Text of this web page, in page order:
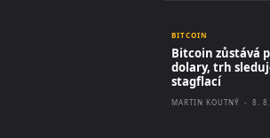
BITCOIN
Bitcoin zůstává
dolary, trh
stagflací
MARTIN KOUTNÝ - 8.